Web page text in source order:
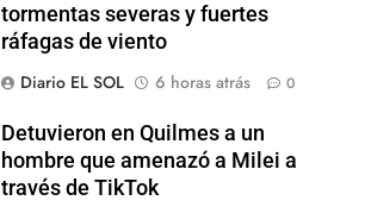
tormentas severas y fuertes
ráfagas de viento
Diario EL SOL
6 horas atrás 0
Detuvieron en Quilmes a un
hombre que amenazó a Milei a
través de TikTok